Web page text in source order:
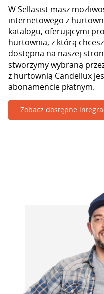
W Sellasist masz
internetowego z
katalogu, oferującymi
hurtownia, z którą
dostępna na naszej
stworzymy wybraną
z hurtownią Candellux
abonamencie płatnym.
Zobacz dostępne